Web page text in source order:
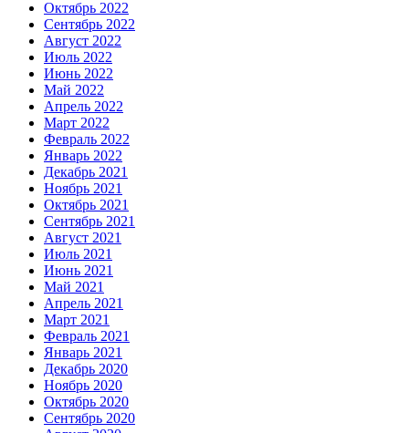
Октябрь 2022
Сентябрь 2022
Август 2022
Июль 2022
Июнь 2022
Май 2022
Апрель 2022
Март 2022
Февраль 2022
Январь 2022
Декабрь 2021
Ноябрь 2021
Октябрь 2021
Сентябрь 2021
Август 2021
Июль 2021
Июнь 2021
Май 2021
Апрель 2021
Март 2021
Февраль 2021
Январь 2021
Декабрь 2020
Ноябрь 2020
Октябрь 2020
Сентябрь 2020